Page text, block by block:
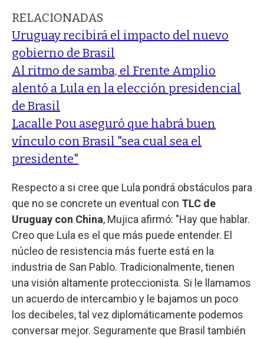
RELACIONADAS
Uruguay recibirá el impacto del nuevo
gobierno de Brasil
Al ritmo de samba, el Frente Amplio
alentó a Lula en la elección presidencial
de Brasil
Lacalle Pou aseguró que habrá buen
vínculo con Brasil "sea cual sea el
presidente"
Respecto a si cree que Lula pondrá obstáculos para
que no se concrete un eventual con TLC de
Uruguay con China, Mujica afirmó: "Hay que hablar.
Creo que Lula es el que más puede entender. El
núcleo de resistencia más fuerte está en la
industria de San Pablo. Tradicionalmente, tienen
una visión altamente proteccionista. Si le llamamos
un acuerdo de intercambio y le bajamos un poco
los decibeles, tal vez diplomáticamente podemos
conversar mejor. Seguramente que Brasil también